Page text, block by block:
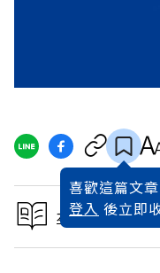
喜歡這篇文
登入 後立即
本文出自 2008